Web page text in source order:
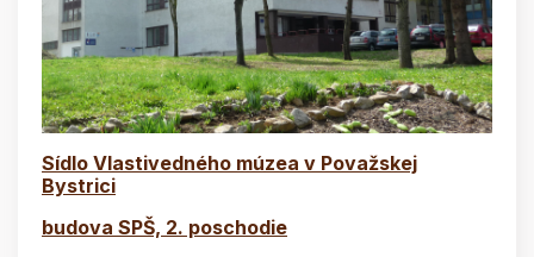
Sídlo Vlastivedného múzea v Považskej
Bystrici
budova SPŠ, 2. poschodie